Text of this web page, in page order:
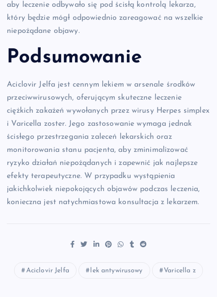
aby leczenie odbywało się pod ścisłą kontrolą lekarza,
który będzie mógł odpowiednio zareagować na wszelkie
niepożądane objawy.
Podsumowanie
Aciclovir Jelfa jest cennym lekiem w arsenale środków
przeciwwirusowych, oferującym skuteczne leczenie
ciężkich zakażeń wywołanych przez wirusy Herpes simplex
i Varicella zoster. Jego zastosowanie wymaga jednak
ścisłego przestrzegania zaleceń lekarskich oraz
monitorowania stanu pacjenta, aby zminimalizować
ryzyko działań niepożądanych i zapewnić jak najlepsze
efekty terapeutyczne. W przypadku wystąpienia
jakichkolwiek niepokojących objawów podczas leczenia,
konieczna jest natychmiastowa konsultacja z lekarzem.
Aciclovir Jelfa lek antywirusowy Varicella z